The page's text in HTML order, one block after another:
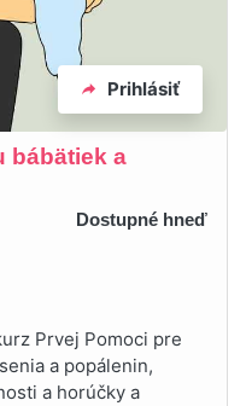
Prihlásiť
bábätiek a
Dostupné hneď
Prvej Pomoci pre
a popálenin,
a horúčky a